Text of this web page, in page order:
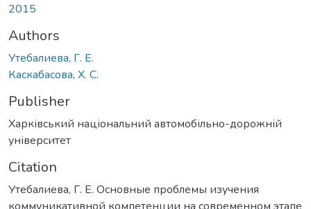
2015
Authors
Утебалиева, Г. Е.
Каскабасова, Х. С.
Publisher
Харківський національний автомобільно-дорожній
університет
Citation
Утебалиева, Г. Е. Основные проблемы изучения